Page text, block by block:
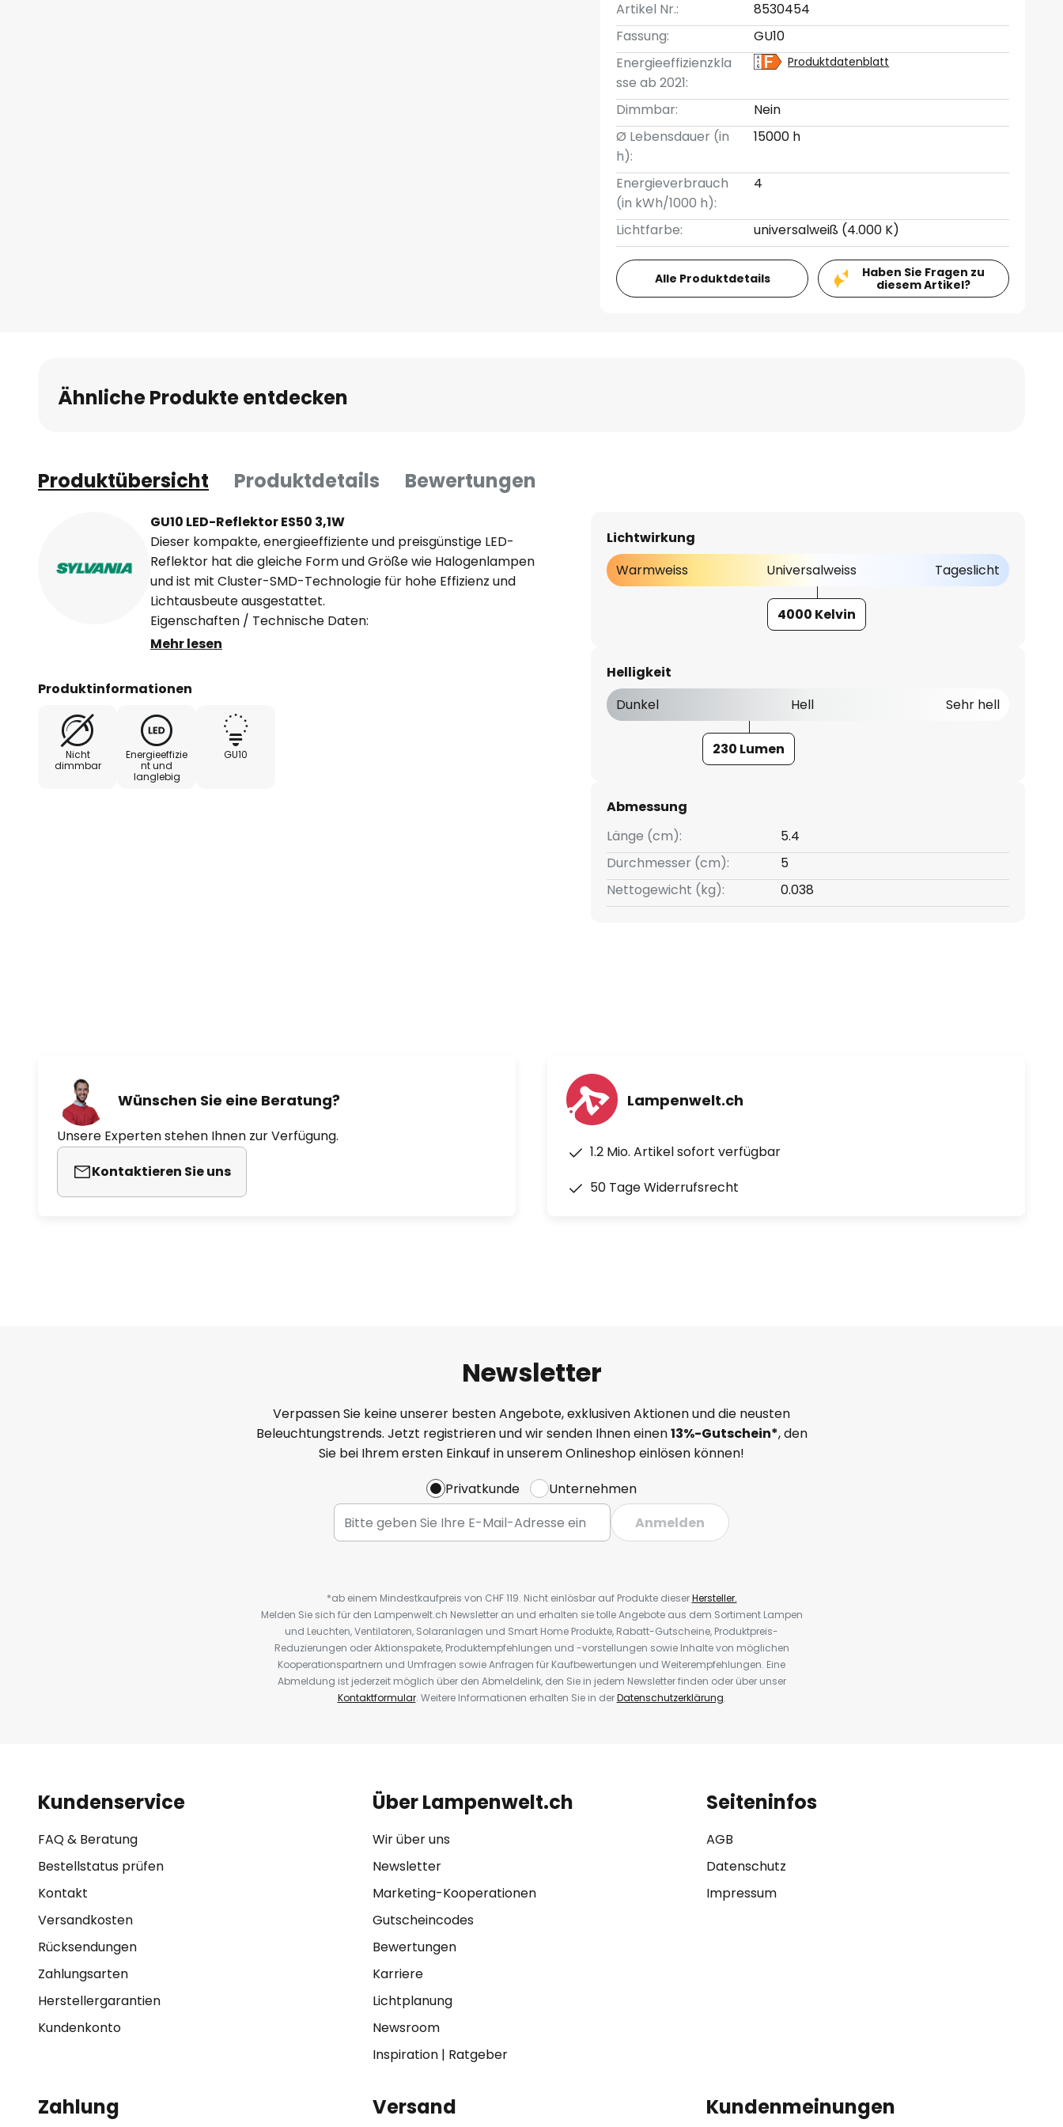
Artikel Nr.:
8530454
Fassung:
GU10
Energieeffizienzkla
sse ab 2021:
Produktdatenblatt
Dimmbar:
Nein
Ø Lebensdauer (in
h):
15000 h
Energieverbrauch
(in kWh/1000 h):
4
Lichtfarbe: universalweiß (4.000 K)
Alle Produktdetails
Haben Sie Fragen zu
diesem Artikel?
Ähnliche Produkte entdecken
Produktübersicht Produktdetails Bewertungen
GU10 LED-Reflektor ES50 3,1W
Dieser kompakte, energieeffiziente und preisgünstige LED-
Reflektor hat die gleiche Form und Größe wie Halogenlampen
und ist mit Cluster-SMD-Technologie für hohe Effizienz und
Lichtausbeute ausgestattet.
Eigenschaften / Technische Daten:
- Abstrahlwinkel 36°
- nicht dimmbar
Mehr lesen
Produktinformationen
Nicht
dimmbar
Energieeffizie
nt und
langlebig
GU10
Lichtwirkung
Warmweiss
Universalweiss Tageslicht
4000 Kelvin
Helligkeit
Dunkel
Hell Sehr hell
230 Lumen
Abmessung
Länge (cm):
5.4
Durchmesser (cm):
5
Nettogewicht (kg):
0.038
Wünschen Sie eine Beratung?
Unsere Experten stehen Ihnen zur Verfügung.
Kontaktieren Sie uns
Lampenwelt.ch
1.2 Mio. Artikel sofort verfügbar
50 Tage Widerrufsrecht
Newsletter
Verpassen Sie keine unserer besten Angebote, exklusiven Aktionen und die neusten
Beleuchtungstrends. Jetzt registrieren und wir senden Ihnen einen13%-Gutschein*, den
Sie bei Ihrem ersten Einkauf in unserem Onlineshop einlösen können!
Privatkunde
Unternehmen
Anmelden
*ab einem Mindestkaufpreis von CHF 119. Nicht einlösbar auf Produkte dieserHersteller.
Melden Sie sich für den Lampenwelt.ch Newsletter an und erhalten sie tolle Angebote aus dem Sortiment Lampen
und Leuchten, Ventilatoren, Solaranlagen und Smart Home Produkte, Rabatt-Gutscheine, Produktpreis-
Reduzierungen oder Aktionspakete, Produktempfehlungen und -vorstellungen sowie Inhalte von möglichen
Kooperationspartnern und Umfragen sowie Anfragen für Kaufbewertungen und Weiterempfehlungen. Eine
Abmeldung ist jederzeit möglich über den Abmeldelink, den Sie in jedem Newsletter finden oder über unser
Kontaktformular. Weitere Informationen erhalten Sie in derDatenschutzerklärung.
Kundenservice
FAQ & Beratung
Bestellstatus prüfen
Kontakt
Versandkosten
Rücksendungen
Zahlungsarten
Herstellergarantien
Kundenkonto
Über Lampenwelt.ch
Wir über uns
Newsletter
Marketing-Kooperationen
Gutscheincodes
Bewertungen
Karriere
Lichtplanung
Newsroom
Inspiration| Ratgeber
Seiteninfos
AGB
Datenschutz
Impressum
Zahlung Versand Kundenmeinungen